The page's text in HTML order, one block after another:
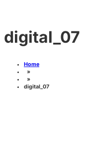
Skip
to
digital_07
Home
»
»
digital_07